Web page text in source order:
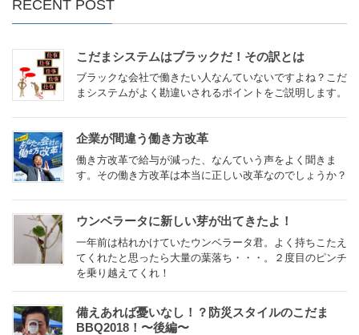
RECENT POST
こだまシステムはブラックだ！その訳とは
ブラックな会社で働きたい人なんていないですよね？こだ
まシステムがよく勘違いされるポイントをご説明します。
企業が間違う働き方改革
働き方改革で給与が減った、なんていう声をよく聞きま
す。その働き方改革は本当に正しい改革なのでしょうか？
ウンベラータに新しい芽が出てきたよ！
一年前は枯れかけていたウンベラータ君。よく持ちこたえ
てくれたと思ったら大量の葉落ち・・・。２度目のピンチ
を乗り越えてくれ！
備えあれば憂いなし！？防災スタイルのこだま
BBQ2018！〜後編〜